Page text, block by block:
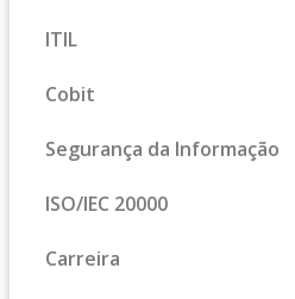
ITIL
Cobit
Segurança da Informação
ISO/IEC 20000
Carreira